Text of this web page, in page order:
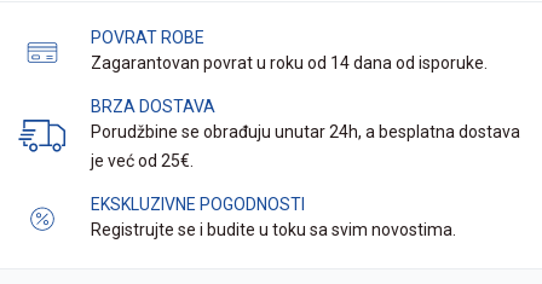
POVRAT ROBE
Zagarantovan povrat u roku od 14 dana od isporuke.
BRZA DOSTAVA
Porudžbine se obrađuju unutar 24h, a besplatna dostava
je već od 25€.
EKSKLUZIVNE POGODNOSTI
Registrujte se i budite u toku sa svim novostima.